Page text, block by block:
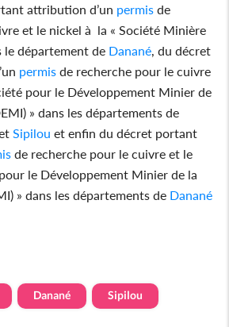
attribution d’un permis de
et le nickel à la « Société Minière
le département de Danané , du décret
permis de recherche pour le cuivre
pour le Développement Minier de
» dans les départements de
Sipilou et enfin du décret portant
de recherche pour le cuivre et le
le Développement Minier de la
» dans les départements de Danané
Danané Sipilou